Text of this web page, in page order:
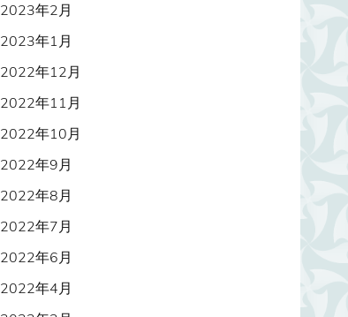
2023年2月
2023年1月
2022年12月
2022年11月
2022年10月
2022年9月
2022年8月
2022年7月
2022年6月
2022年4月